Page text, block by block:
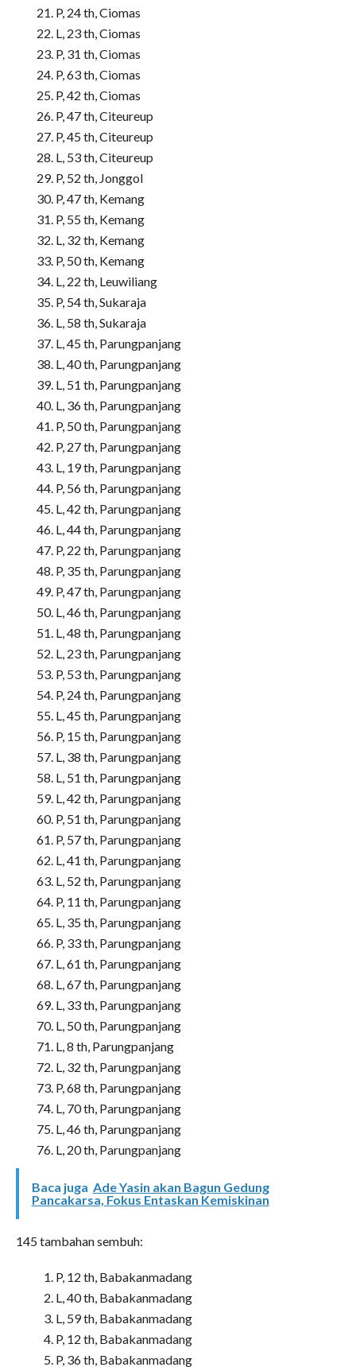
P, 24 th, Ciomas
L, 23 th, Ciomas
P, 31 th, Ciomas
P, 63 th, Ciomas
P, 42 th, Ciomas
P, 47 th, Citeureup
P, 45 th, Citeureup
L, 53 th, Citeureup
P, 52 th, Jonggol
P, 47 th, Kemang
P, 55 th, Kemang
L, 32 th, Kemang
P, 50 th, Kemang
L, 22 th, Leuwiliang
P, 54 th, Sukaraja
L, 58 th, Sukaraja
L, 45 th, Parungpanjang
L, 40 th, Parungpanjang
L, 51 th, Parungpanjang
L, 36 th, Parungpanjang
P, 50 th, Parungpanjang
P, 27 th, Parungpanjang
L, 19 th, Parungpanjang
P, 56 th, Parungpanjang
L, 42 th, Parungpanjang
L, 44 th, Parungpanjang
P, 22 th, Parungpanjang
P, 35 th, Parungpanjang
P, 47 th, Parungpanjang
L, 46 th, Parungpanjang
L, 48 th, Parungpanjang
L, 23 th, Parungpanjang
P, 53 th, Parungpanjang
P, 24 th, Parungpanjang
L, 45 th, Parungpanjang
P, 15 th, Parungpanjang
L, 38 th, Parungpanjang
L, 51 th, Parungpanjang
L, 42 th, Parungpanjang
P, 51 th, Parungpanjang
P, 57 th, Parungpanjang
L, 41 th, Parungpanjang
L, 52 th, Parungpanjang
P, 11 th, Parungpanjang
L, 35 th, Parungpanjang
P, 33 th, Parungpanjang
L, 61 th, Parungpanjang
L, 67 th, Parungpanjang
L, 33 th, Parungpanjang
L, 50 th, Parungpanjang
L, 8 th, Parungpanjang
L, 32 th, Parungpanjang
P, 68 th, Parungpanjang
L, 70 th, Parungpanjang
L, 46 th, Parungpanjang
L, 20 th, Parungpanjang
Baca juga Ade Yasin akan Bagun Gedung
Pancakarsa, Fokus Entaskan Kemiskinan
145 tambahan sembuh:
P, 12 th, Babakanmadang
L, 40 th, Babakanmadang
L, 59 th, Babakanmadang
P, 12 th, Babakanmadang
P, 36 th, Babakanmadang